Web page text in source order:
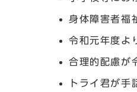
身体障害者福
令和元年度よ
合理的配慮が
トライ君が手